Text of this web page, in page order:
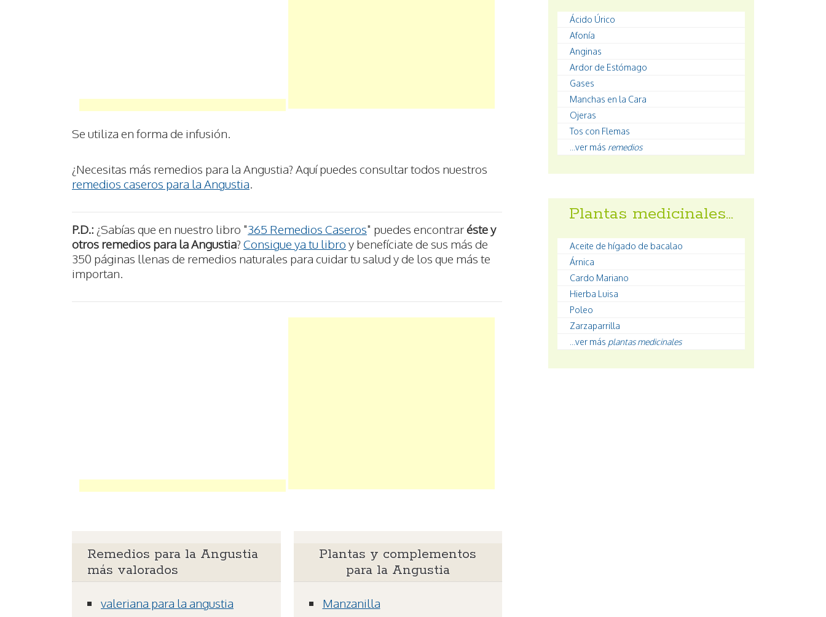
Se utiliza en forma de infusión.
¿Necesitas más remedios para la Angustia? Aquí puedes consultar todos nuestros
remedios caseros para la Angustia.
P.D.: ¿Sabías que en nuestro libro "365 Remedios Caseros" puedes encontraréste y
otros remedios para la Angustia? Consigue ya tu libro y benefíciate de sus más de
350 páginas llenas de remedios naturales para cuidar tu salud y de los que más te
importan.
Remedios para la Angustia
más valorados
valeriana para la angustia
Plantas y complementos
para la Angustia
Manzanilla
Ácido Úrico
Afonía
Anginas
Ardor de Estómago
Gases
Manchas en la Cara
Ojeras
Tos con Flemas
...ver más remedios
Plantas medicinales…
Aceite de hígado de bacalao
Árnica
Cardo Mariano
Hierba Luisa
Poleo
Zarzaparrilla
...ver más plantas medicinales